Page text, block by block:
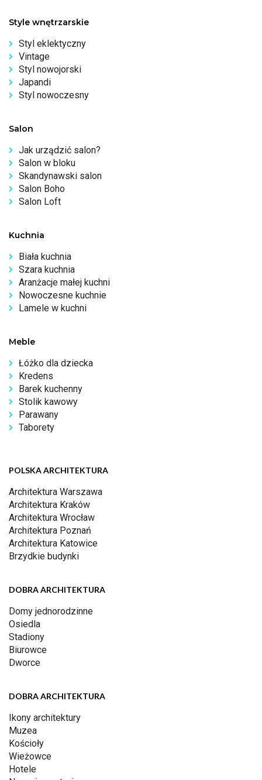
Style wnętrzarskie
Styl eklektyczny
Vintage
Styl nowojorski
Japandi
Styl nowoczesny
Salon
Jak urządzić salon?
Salon w bloku
Skandynawski salon
Salon Boho
Salon Loft
Kuchnia
Biała kuchnia
Szara kuchnia
Aranżacje małej kuchni
Nowoczesne kuchnie
Lamele w kuchni
Meble
Łóżko dla dziecka
Kredens
Barek kuchenny
Stolik kawowy
Parawany
Taborety
POLSKA ARCHITEKTURA
Architektura Warszawa
Architektura Kraków
Architektura Wrocław
Architektura Poznań
Architektura Katowice
Brzydkie budynki
DOBRA ARCHITEKTURA
Domy jednorodzinne
Osiedla
Stadiony
Biurowce
Dworce
DOBRA ARCHITEKTURA
Ikony architektury
Muzea
Kościoły
Wieżowce
Hotele